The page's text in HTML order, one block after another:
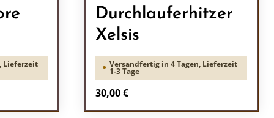
Lieferzeit
Durchlauferhitzer
Xelsis
Versandfertig in 4 Tagen, Lieferzeit
1-3 Tage
Regulärer Preis:
30,00 €